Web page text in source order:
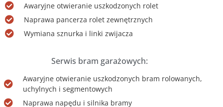
Awaryjne otwieranie uszkodzonych rolet
Naprawa pancerza rolet zewnętrznych
Wymiana sznurka i linki zwijacza
Serwis bram garażowych:
Awaryjne otwieranie uszkodzonych bram rolowanych,
uchylnych i segmentowych
Naprawa napędu i silnika bramy